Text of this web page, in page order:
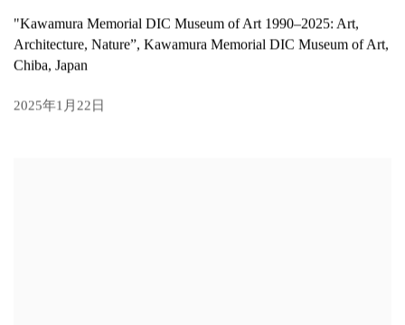
"Kawamura Memorial DIC Museum of Art 1990–2025: Art,
Architecture, Nature”, Kawamura Memorial DIC Museum of Art,
Chiba, Japan
2025年1月22日